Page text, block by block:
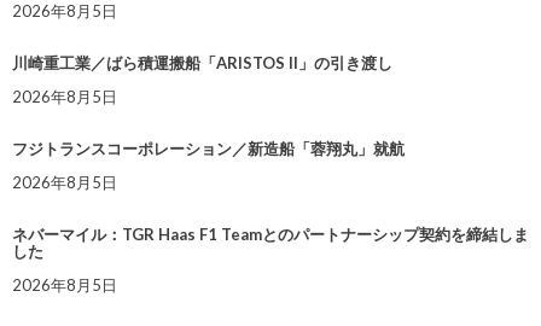
2026年8月5日
川崎重工業／ばら積運搬船「ARISTOS II」の引き渡し
2026年8月5日
フジトランスコーポレーション／新造船「蓉翔丸」就航
2026年8月5日
ネバーマイル：TGR Haas F1 Teamとのパートナーシップ契約を締結しま
した
2026年8月5日